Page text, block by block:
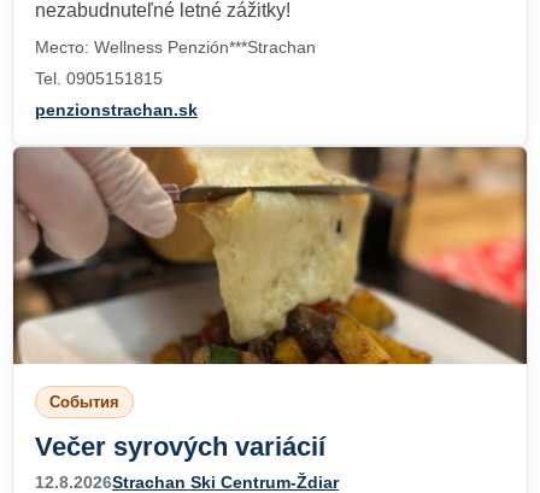
nezabudnuteľné letné zážitky!
Место: Wellness Penzión***Strachan
Tel. 0905151815
penzionstrachan.sk
События
Večer syrových variácií
12.8.2026Strachan Ski Centrum-Ždiar